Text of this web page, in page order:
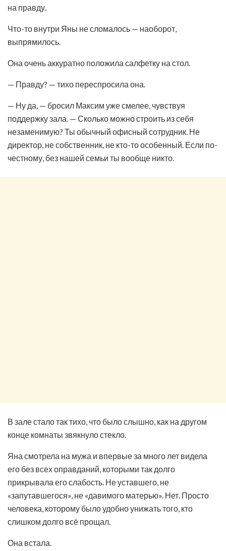
на правду.
Что-то внутри Яны не сломалось — наоборот,
выпрямилось.
Она очень аккуратно положила салфетку на стол.
— Правду? — тихо переспросила она.
— Ну да, — бросил Максим уже смелее, чувствуя
поддержку зала. — Сколько можно строить из себя
незаменимую? Ты обычный офисный сотрудник. Не
директор, не собственник, не кто-то особенный. Если по-
честному, без нашей семьи ты вообще никто.
В зале стало так тихо, что было слышно, как на другом
конце комнаты звякнуло стекло.
Яна смотрела на мужа и впервые за много лет видела
его без всех оправданий, которыми так долго
прикрывала его слабость. Не уставшего, не
«запутавшегося», не «давимого матерью». Нет. Просто
человека, которому было удобно унижать того, кто
слишком долго всё прощал.
Она встала.